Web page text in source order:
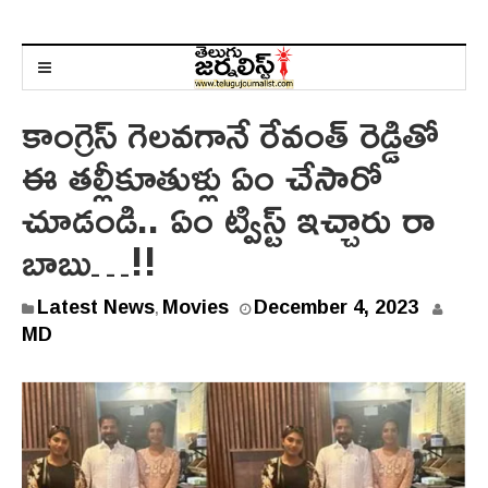
కాంగ్రెస్ గెలవగానే రేవంత్ రెడ్డితో
ఈ తల్లీకూతుళ్లు ఏం చేసారో
చూడండి.. ఏం ట్విస్ట్ ఇచ్చారు రా
బాబు…!!
Latest News, Movies December 4, 2023D
e
m
b
e
MD